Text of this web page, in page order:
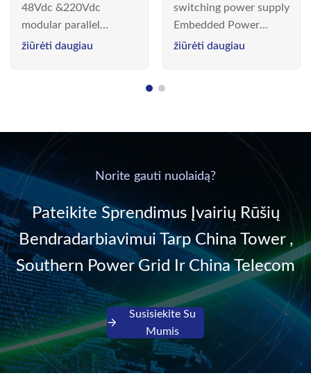
48Vdc &220Vdc
modular parallel
connection inverter is
communication DC
220V/50Hz sinusoidal
AC power. It is
designed with complete
isolati...
žiūrėti daugiau
switching power
supply
switching power supply
Embedded Power
System is widely
& Energy Saving”
žiūrėti daugiau
Norite gauti nuolaidą?
Pateikite Sprendimus Įvairių Rūšių
Bendradarbiavimui Tarp China Tower ,
Southern Power Grid Ir China Telecom
Susisiekite Su
Mumis